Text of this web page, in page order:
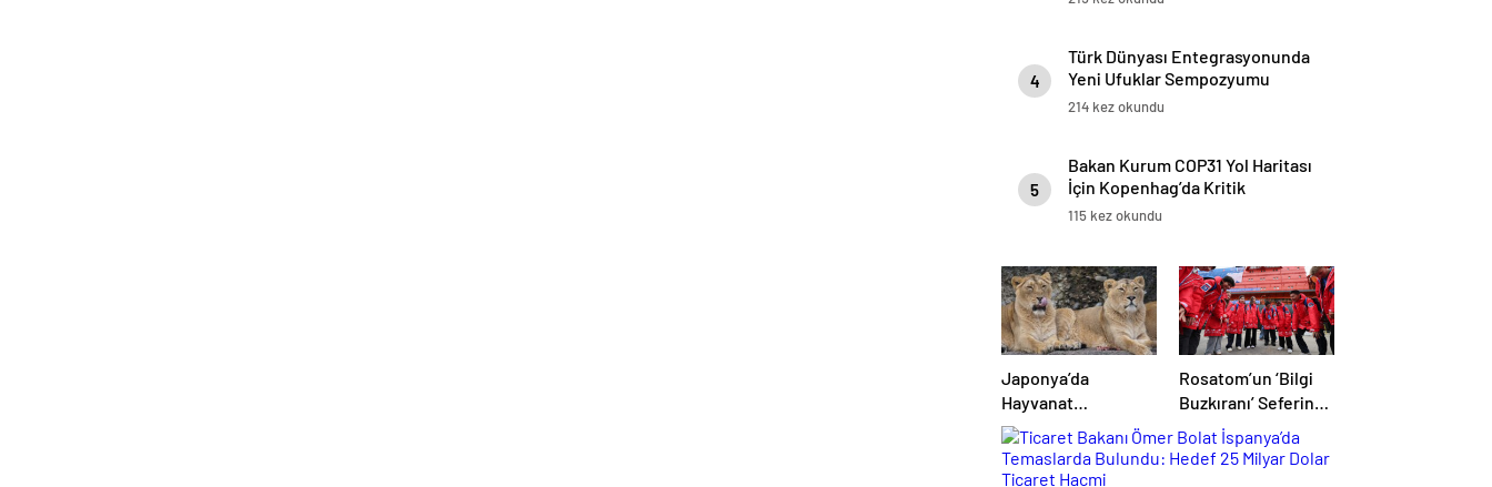
4
Türk Dünyası Entegrasyonunda
Yeni Ufuklar Sempozyumu
Ankara’da Gerçekleştirildi
214 kez okundu
5
Bakan Kurum COP31 Yol Haritası
İçin Kopenhag’da Kritik
Temaslarda Bulundu
115 kez okundu
Japonya’da
Hayvanat
Bahçesinde 3 Aslan
Sıcak Çarpması
Şüphesiyle Öldü
Rosatom’un ‘Bilgi
Buzkıranı’ Seferine
Türk Öğrenci Katıldı